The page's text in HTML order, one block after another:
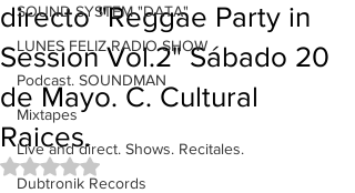
SOUND SYSTEM "DATA"
LUNES FELIZ RADIO SHOW
Podcast. SOUNDMAN
Mixtapes
Live and direct. Shows. Recitales.
Dubtronik Records
directo "Reggae Party in
Session Vol.2" Sábado 20
de Mayo. C. Cultural
Raices.
Obtuvo NaN de 5 estrellas.